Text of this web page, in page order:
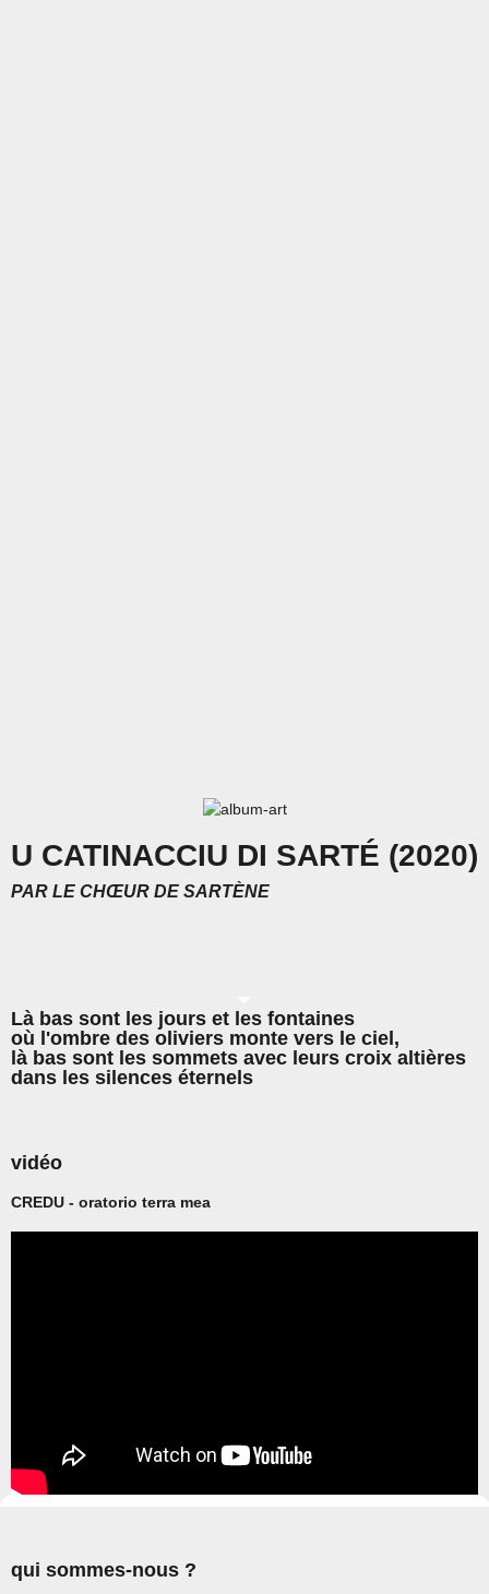
U CATINACCIU DI SARTÉ (2020)
PAR LE CHŒUR DE SARTÈNE
Là bas sont les jours et les fontaines
où l'ombre des oliviers monte vers le ciel,
là bas sont les sommets avec leurs croix altières
dans les silences éternels
vidéo
CREDU - oratorio terra mea
qui sommes-nous ?